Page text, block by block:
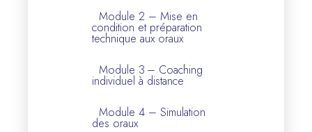
Module 2 – Mise en
condition et préparation
technique aux oraux
Module 3 – Coaching
individuel à distance
Module 4 – Simulation
des oraux